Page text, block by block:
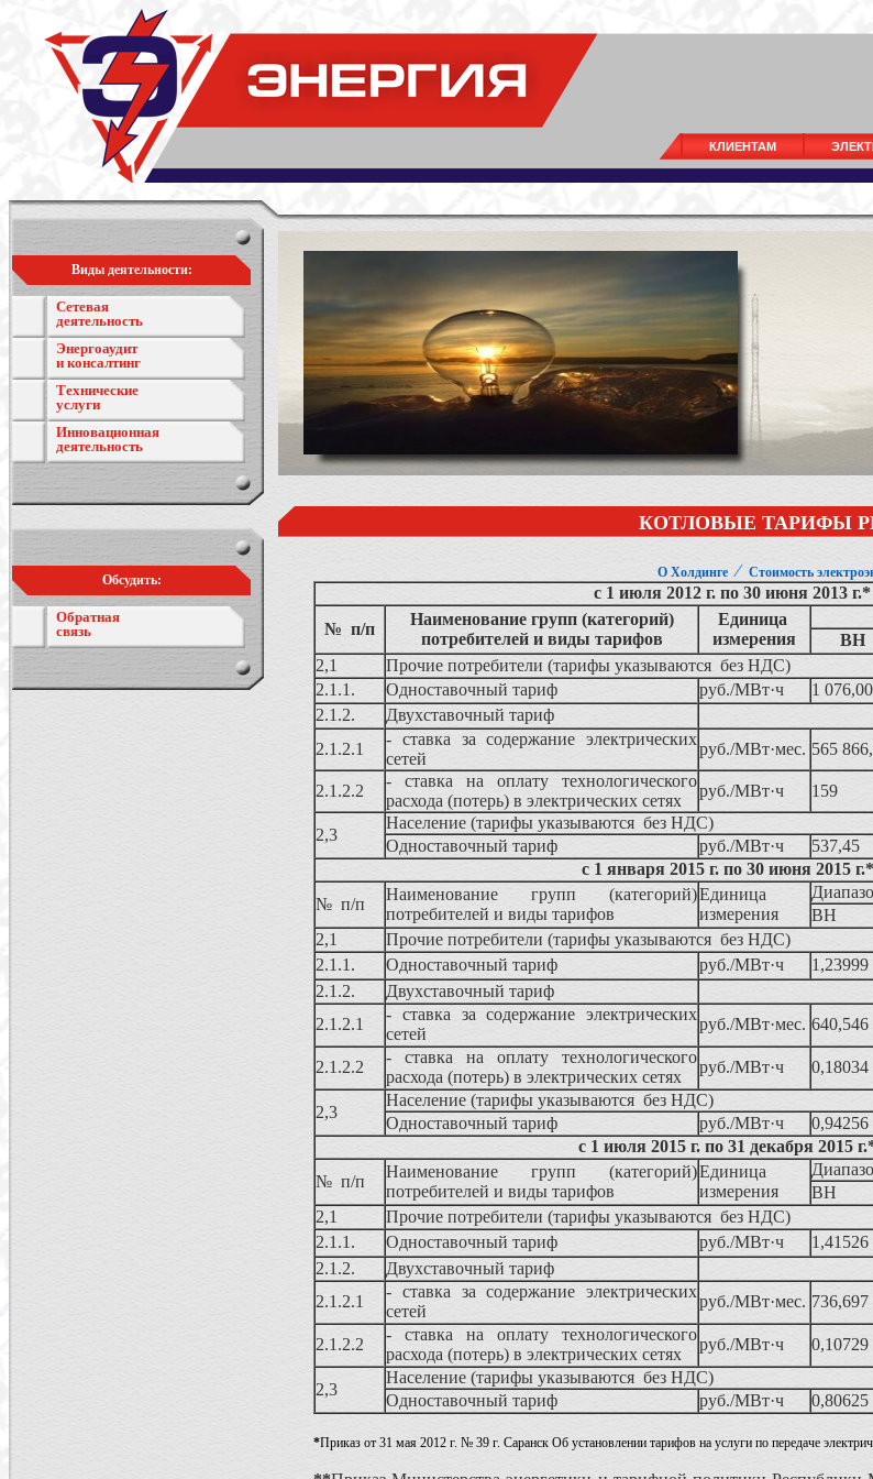
КЛИЕНТАМ
Виды деятельности:
Сетевая
деятельность
Энергоаудит
и консалтинг
Технические
услуги
Инновационная
деятельность
Обсудить:
Обратная
связь
КОТЛОВЫЕ ТАРИФЫ
О Холдинге ⁄ Стоимость
с 1 июля 2012 г. по 30 июня 2013 г.*
№ п/п
Наименование групп (категорий)
потребителей и виды тарифов
Единица
измерения
ВН
2,1
Прочие потребители (тарифы указываются без НДС)
2.1.1.
Одноставочный тариф руб./МВт·ч 1 076,00
2.1.2.
Двухставочный тариф
2.1.2.1
- ставка за содержание электрических
сетей
руб./МВт·мес. 565
2.1.2.2
- ставка на оплату технологического
расхода (потерь) в электрических сетях
руб./МВт·ч 159
2,3
Население (тарифы указываются без НДС)
Одноставочный тариф
руб./МВт·ч 537,45
с 1 января 2015 г. по 30 июня 2015
№ п/п
Наименование групп (категорий)
потребителей и виды тарифов
Единица
измерения
ВН
2,1
Прочие потребители (тарифы указываются без НДС)
2.1.1.
Одноставочный тариф руб./МВт·ч 1,23999
2.1.2.
Двухставочный тариф
2.1.2.1
- ставка за содержание электрических
сетей
руб./МВт·мес. 640,546
2.1.2.2
- ставка на оплату технологического
расхода (потерь) в электрических сетях
руб./МВт·ч 0,18034
2,3
Население (тарифы указываются без НДС)
Одноставочный тариф
руб./МВт·ч
0,94256
с 1 июля 2015 г. по 31 декабря 2015
№ п/п
Наименование групп (категорий)
потребителей и виды тарифов
Единица
измерения
ВН
2,1
Прочие потребители (тарифы указываются без НДС)
2.1.1.
Одноставочный тариф руб./МВт·ч 1,41526
2.1.2.
Двухставочный тариф
2.1.2.1
- ставка за содержание электрических
сетей
руб./МВт·мес. 736,697
2.1.2.2
- ставка на оплату технологического
расхода (потерь) в электрических сетях
руб./МВт·ч 0,10729
2,3
Население (тарифы указываются без НДС)
Одноставочный тариф
руб./МВт·ч 0,80625
*Приказ от 31 мая 2012 г. № 39 г. Саранск Об установлении тарифов на услуги по передаче